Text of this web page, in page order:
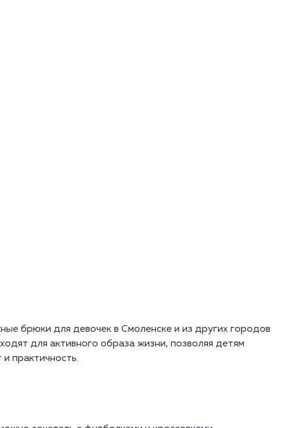
брюки для девочек в Смоленске и из других городов
для активного образа жизни, позволяя детям
практичность.